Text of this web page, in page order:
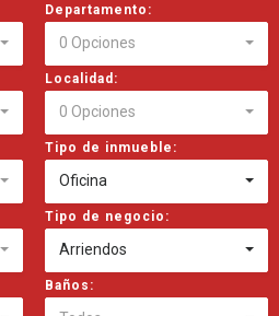
Departamento:
0 Opciones
Localidad:
0 Opciones
Tipo de inmueble:
Oficina
Tipo de negocio:
Arriendos
Baños: